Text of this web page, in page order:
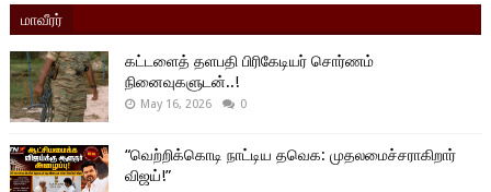
மாவீரர்
கட்டளைத் தளபதி பிரிகேடியர் சொர்ணம்
நினைவுகளுடன்..!
May 16, 2026 0
“வெற்றிக்கொடி நாட்டிய தவெக: முதலமைச்சராகிறார்
விஜய்!”